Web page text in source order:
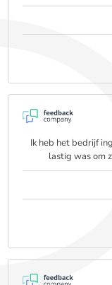
Ik heb het bedrijf
lastig was om